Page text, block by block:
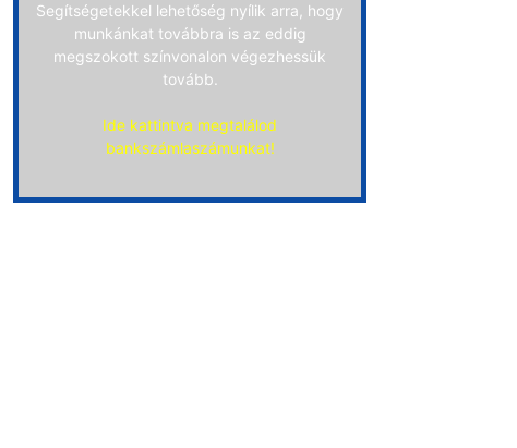
Segítségetekkel lehetőség nyílik arra, hogy
munkánkat továbbra is az eddig
megszokott színvonalon végezhessük
tovább.
Ide kattintva megtalálod
bankszámlaszámunkat!